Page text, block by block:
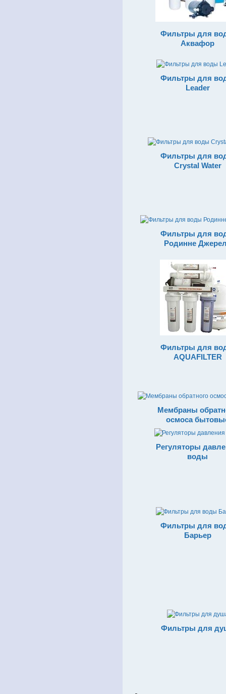
Фильтры для
Аквафор
Фильтры для
Leader
Фильтры для
Crystal Water
Фильтры для
Родинне
Фильтры для
AQUAFILTER
Мембраны
осмоса
Регуляторы
воды
Фильтры для
Барьер
Фильтры для